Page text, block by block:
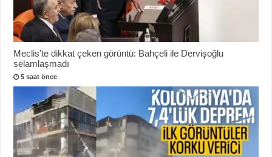
Meclis’te dikkat çeken görüntü: Bahçeli ile Dervişoğlu
selamlaşmadı
5 saat önce